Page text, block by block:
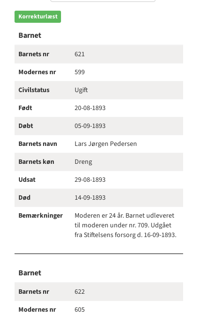
Korrekturlæst
Barnet
Barnets nr
621
Modernes nr
599
Civilstatus
Ugift
Født
20-08-1893
Døbt
05-09-1893
Barnets navn
Lars Jørgen Pedersen
Barnets køn
Dreng
Udsat
29-08-1893
Død
14-09-1893
Bemærkninger
Moderen er 24 år. Barnet udleveret
til moderen under nr. 709. Udgået
fra Stiftelsens forsorg d. 16-09-1893.
Barnet
Barnets nr
622
Modernes nr
605